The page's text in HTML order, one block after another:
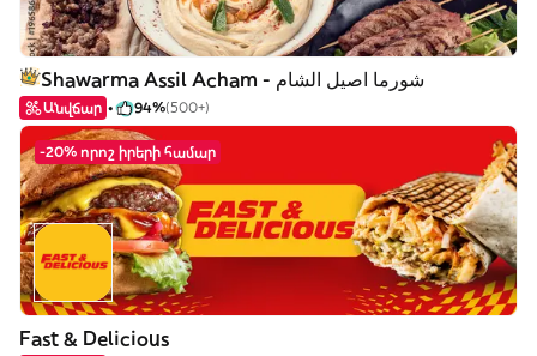
Shawarma Assil Acham - شورما اصيل الشام
Անվճար 94%(500+)
-20% որոշ իրերի համար
Fast & Delicious